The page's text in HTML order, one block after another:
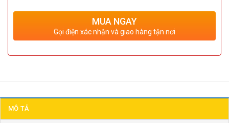
MUA NGAY
Gọi điện xác nhận và giao hàng tận nơi
MÔ TẢ